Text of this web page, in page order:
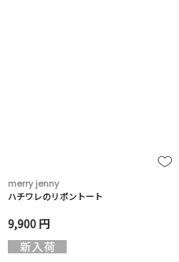
merry jenny
ハチワレのリボントート
9,900 円